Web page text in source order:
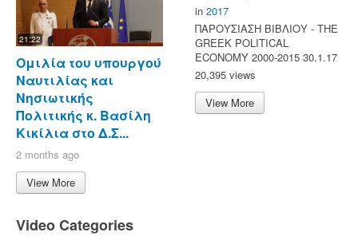
21:22
Ομιλία του υπουργού
Ναυτιλίας και
Νησιωτικής
Πολιτικής κ. Βασίλη
Κικίλια στο Δ.Σ...
2 months ago
View More
Video Categories
in 2017
ΠΑΡΟΥΣΙΑΣΗ ΒΙΒΛΙΟΥ - ΤΗΕ
GREEK POLITICAL
ECONOMY 2000-2015 30.1.17
20,395 views
View More